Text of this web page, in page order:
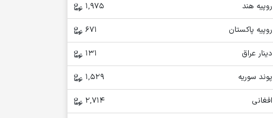
روپیه هند
1,975
روپیه پاکستان
671
دینار عراق
131
پوند سوریه
1,529
افغانی
2,714